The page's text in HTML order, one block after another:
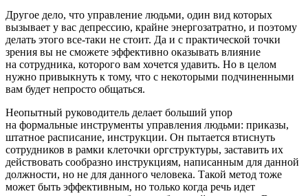
Другое дело, что управление людьми, один вид которых
вызывает у вас депрессию, крайне энергозатратно, и поэтому
делать этого все-таки не стоит. Да и с практической точки
зрения вы не сможете эффективно оказывать влияние
на сотрудника, которого вам хочется удавить. Но в целом
нужно привыкнуть к тому, что с некоторыми подчиненными
вам будет непросто общаться.
Неопытный руководитель делает больший упор
на формальные инструменты управления людьми: приказы,
штатное расписание, инструкции. Он пытается втиснуть
сотрудников в рамки клеточки оргструктуры, заставить их
действовать сообразно инструкциям, написанным для данной
должности, но не для данного человека. Такой метод тоже
может быть эффективным, но только когда речь идет